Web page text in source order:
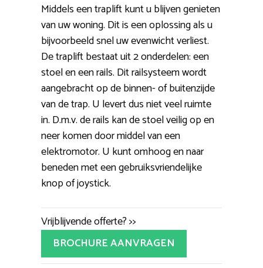
Middels een traplift kunt u blijven genieten
van uw woning. Dit is een oplossing als u
bijvoorbeeld snel uw evenwicht verliest.
De traplift bestaat uit 2 onderdelen: een
stoel en een rails. Dit railsysteem wordt
aangebracht op de binnen- of buitenzijde
van de trap. U levert dus niet veel ruimte
in. D.m.v. de rails kan de stoel veilig op en
neer komen door middel van een
elektromotor. U kunt omhoog en naar
beneden met een gebruiksvriendelijke
knop of joystick.
Vrijblijvende offerte? >>
BROCHURE AANVRAGEN